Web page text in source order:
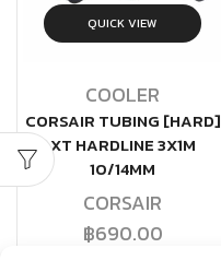
QUICK VIEW
COOLER
CORSAIR TUBING [HARD]
XT HARDLINE 3X1M
10/14MM
CORSAIR
฿690.00